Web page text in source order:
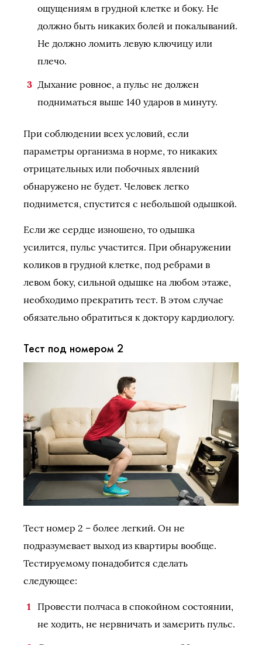
ощущениям в грудной клетке и боку. Не
должно быть никаких болей и покалываний.
Не должно ломить левую ключицу или
плечо.
Дыхание ровное, а пульс не должен
подниматься выше 140 ударов в минуту.
При соблюдении всех условий, если
параметры организма в норме, то никаких
отрицательных или побочных явлений
обнаружено не будет. Человек легко
поднимется, спустится с небольшой одышкой.
Если же сердце изношено, то одышка
усилится, пульс участится. При обнаружении
коликов в грудной клетке, под ребрами в
левом боку, сильной одышке на любом этаже,
необходимо прекратить тест. В этом случае
обязательно обратиться к доктору кардиологу.
Тест под номером 2
Тест номер 2 – более легкий. Он не
подразумевает выход из квартиры вообще.
Тестируемому понадобится сделать
следующее:
Провести полчаса в спокойном состоянии,
не ходить, не нервничать и замерить пульс.